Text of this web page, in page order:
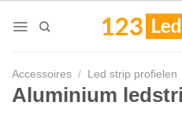
Accessoires / Led strip profielen
Aluminium